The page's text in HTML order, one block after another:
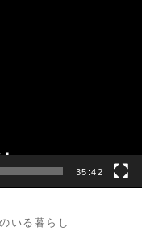
35:42
いる暮らし